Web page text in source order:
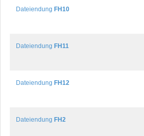
Dateiendung FH10
Dateiendung FH11
Dateiendung FH12
Dateiendung FH2